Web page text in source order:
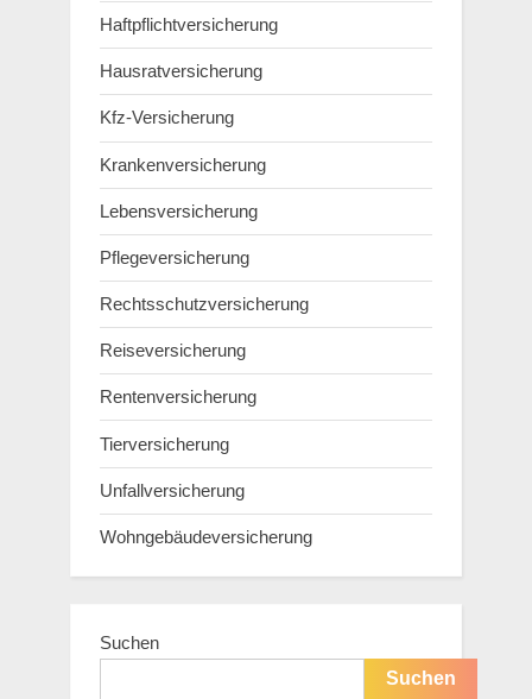
Haftpflichtversicherung
Hausratversicherung
Kfz-Versicherung
Krankenversicherung
Lebensversicherung
Pflegeversicherung
Rechtsschutzversicherung
Reiseversicherung
Rentenversicherung
Tierversicherung
Unfallversicherung
Wohngebäudeversicherung
Suchen
Suchen